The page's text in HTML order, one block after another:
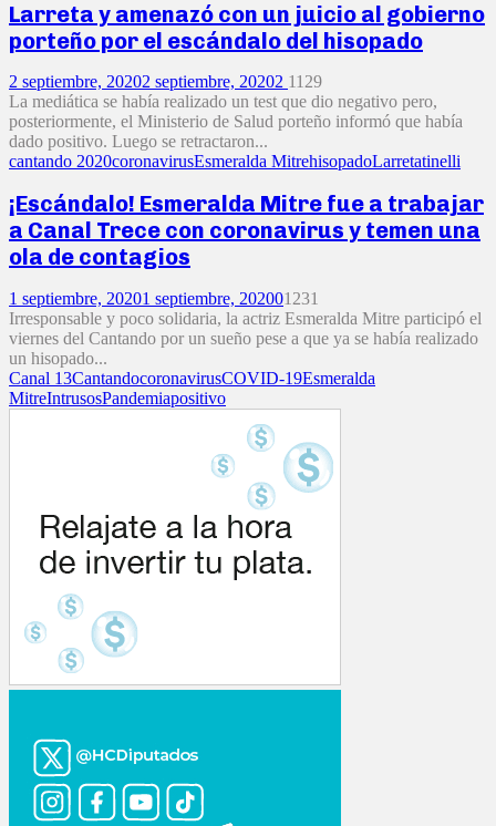
Larreta y amenazó con un juicio al gobierno
porteño por el escándalo del hisopado
2 septiembre, 20202 septiembre, 20202 1129
La mediática se había realizado un test que dio negativo pero,
posteriormente, el Ministerio de Salud porteño informó que había
dado positivo. Luego se retractaron...
cantando 2020coronavirusEsmeralda MitrehisopadoLarretatinelli
¡Escándalo! Esmeralda Mitre fue a trabajar
a Canal Trece con coronavirus y temen una
ola de contagios
1 septiembre, 20201 septiembre, 202001231
Irresponsable y poco solidaria, la actriz Esmeralda Mitre participó el
viernes del Cantando por un sueño pese a que ya se había realizado
un hisopado...
Canal 13CantandocoronavirusCOVID-19Esmeralda
MitreIntrusosPandemiapositivo